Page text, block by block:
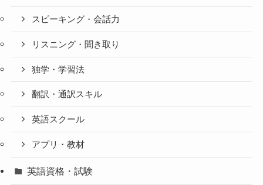
スピーキング・会話力
リスニング・聞き取り
独学・学習法
翻訳・通訳スキル
英語スクール
アプリ・教材
英語資格・試験